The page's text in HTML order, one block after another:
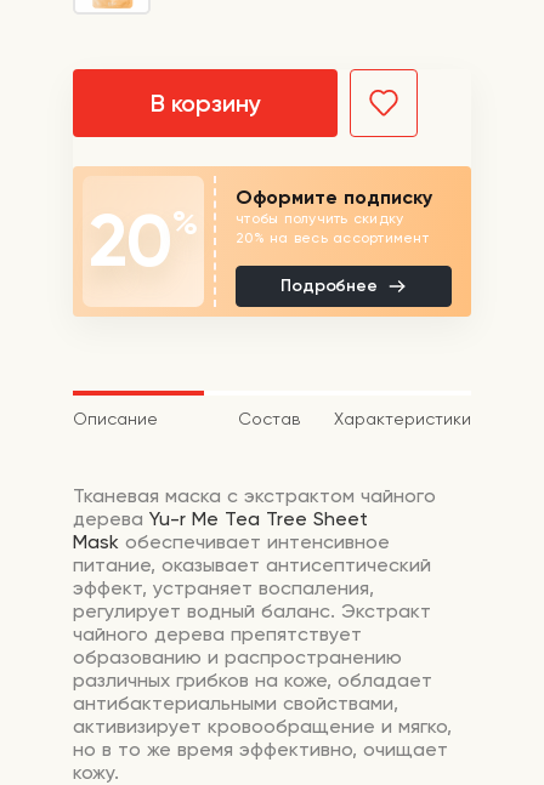
В корзину
20%
Оформите подписку
чтобы получить скидку
20% на весь ассортимент
Подробнее
Описание Состав Характеристики
Тканевая маска с экстрактом чайного
дерева Yu-r Me Tea Tree Sheet
Mask обеспечивает интенсивное
питание, оказывает антисептический
эффект, устраняет воспаления,
регулирует водный баланс. Экстракт
чайного дерева препятствует
образованию и распространению
различных грибков на коже, обладает
антибактериальными свойствами,
активизирует кровообращение и мягко,
но в то же время эффективно, очищает
кожу.